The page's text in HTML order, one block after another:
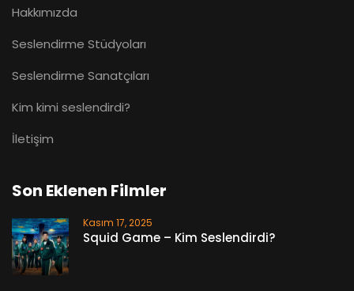
Hakkımızda
Seslendirme Stüdyoları
Seslendirme Sanatçıları
Kim kimi seslendirdi?
İletişim
Son Eklenen Filmler
Kasım 17, 2025
Squid Game – Kim Seslendirdi?